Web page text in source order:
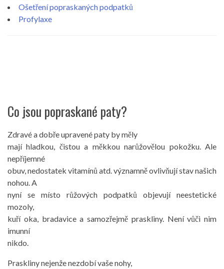
Ošetření popraskaných podpatků
Profylaxe
Co jsou popraskané paty?
Zdravé a dobře upravené paty by měly
mají hladkou, čistou a měkkou narůžovělou pokožku. Ale
nepříjemné
obuv, nedostatek vitamínů atd. významně ovlivňují stav našich
nohou. A
nyní se místo růžových podpatků objevují neestetické
mozoly,
kuří oka, bradavice a samozřejmě praskliny. Není vůči nim
imunní
nikdo.
Praskliny nejenže nezdobí vaše nohy,